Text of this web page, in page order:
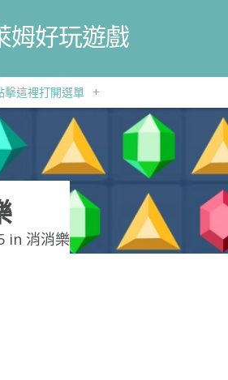
姆好玩遊戲
擊這裡打開選單 +
in 消消樂